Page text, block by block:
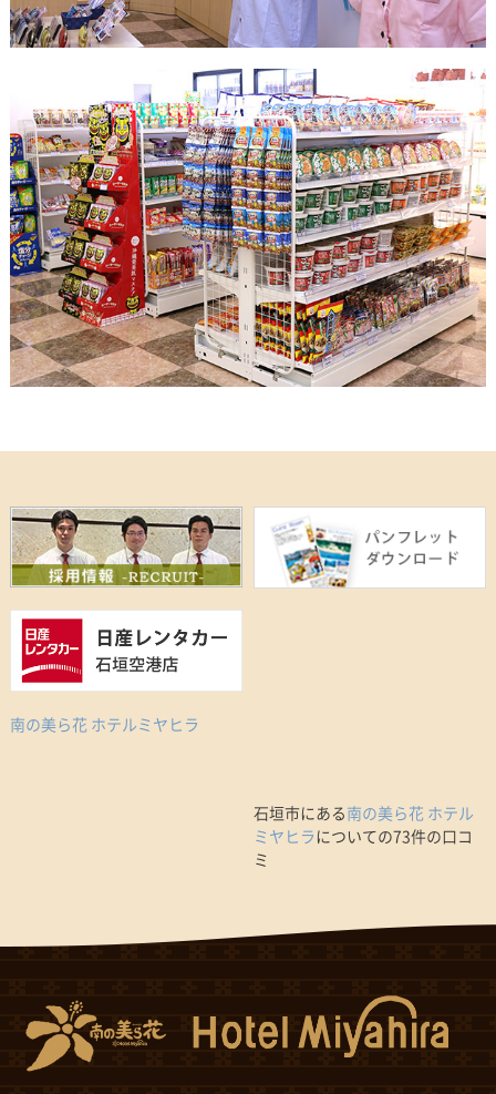
南の美ら花 ホテルミヤヒラ
石垣市にある南の美ら花 ホテル
ミヤヒラについての73件の口コ
ミ